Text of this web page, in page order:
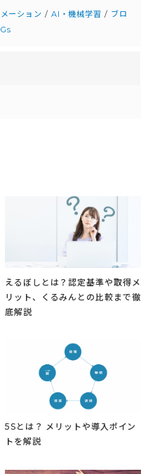
ーション / AI・機械学習 / ブロ
えるぼしとは？認定基準や取得メ
リット、くるみんとの比較まで徹
底解説
5Sとは？ メリットや導入ポイン
トを解説